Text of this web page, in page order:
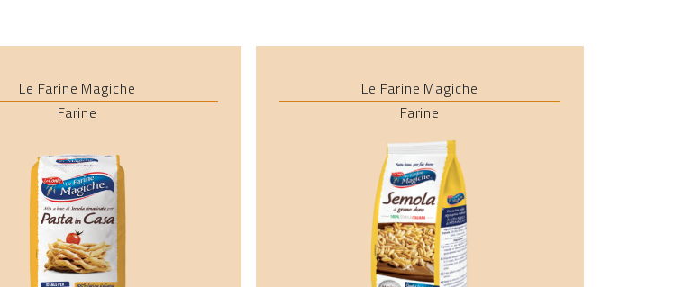
Le Farine Magiche
Farine
Le Farine Magiche
Farine